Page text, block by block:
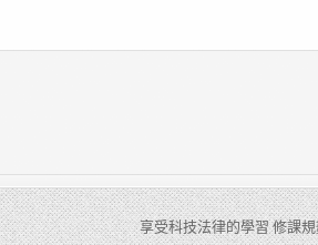
享受科技法律的學習 修課